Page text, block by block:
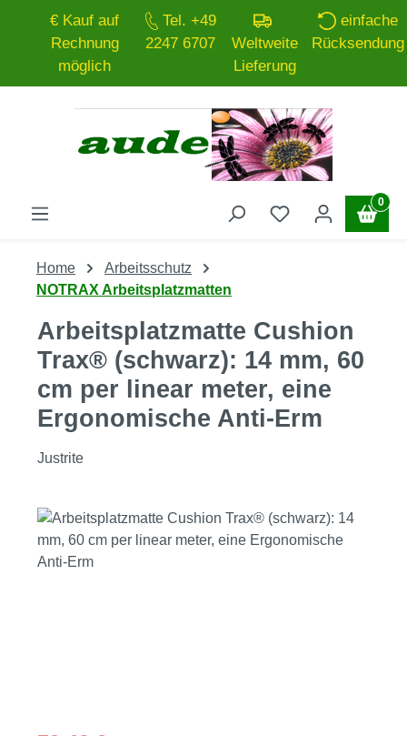
Zum Hauptinhalt springen
€ Kauf auf
Rechnung
möglich
Tel. +49
2247 6707
Weltweite
Lieferung
einfache
Rücksendung
0
Home
Arbeitsschutz
NOTRAX Arbeitsplatzmatten
Arbeitsplatzmatte Cushion
Trax® (schwarz): 14 mm, 60
cm per linear meter, eine
Ergonomische Anti-Erm
Justrite
Bildergalerie überspringen